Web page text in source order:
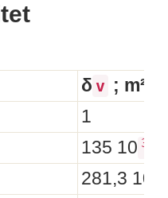
δ v ; m²/s
1
135 10 3
281,3 10